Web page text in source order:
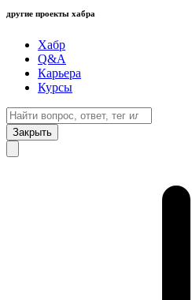
другие проекты хабра
Хабр
Q&A
Карьера
Курсы
Закрыть